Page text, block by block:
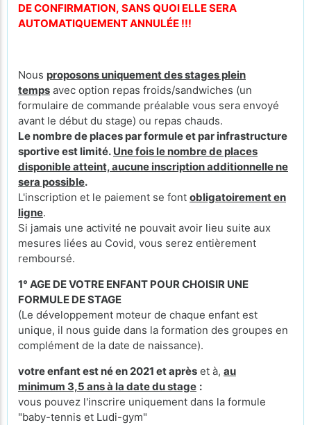
DE CONFIRMATION, SANS QUOI ELLE SERA
AUTOMATIQUEMENT ANNULÉE !!!
Nous proposons uniquement des stages plein
temps avec option repas froids/sandwiches (un
formulaire de commande préalable vous sera envoyé
avant le début du stage) ou repas chauds.
Le nombre de places par formule et par infrastructure
sportive est limité. Une fois le nombre de places
disponible atteint, aucune inscription additionnelle ne
sera possible.
L'inscription et le paiement se font obligatoirement en
ligne.
Si jamais une activité ne pouvait avoir lieu suite aux
mesures liées au Covid, vous serez entièrement
remboursé.
1° AGE DE VOTRE ENFANT POUR CHOISIR UNE
FORMULE DE STAGE
(Le développement moteur de chaque enfant est
unique, il nous guide dans la formation des groupes en
complément de la date de naissance).
votre enfant est né en 2021 et après et à, au
minimum 3,5 ans à la date du stage :
vous pouvez l'inscrire uniquement dans la formule
"baby-tennis et Ludi-gym"